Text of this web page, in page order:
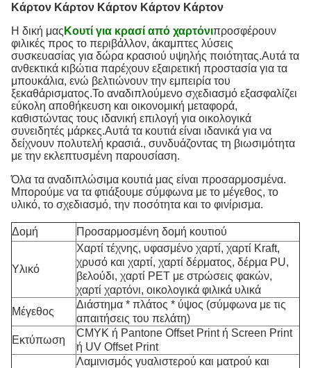
Κάρτον Κάρτον Κάρτον Κάρτον Κάρτον
Η δική μας Κουτί για κρασί από χαρτόνιπροσφέρουν
φιλικές προς το περιβάλλον, άκαμπτες λύσεις
συσκευασίας για δώρα κρασιού υψηλής ποιότητας.Αυτά τα
ανθεκτικά κιβώτια παρέχουν εξαιρετική προστασία για τα
μπουκάλια, ενώ βελτιώνουν την εμπειρία του
ξεκαθάρισματος.Το αναδιπλούμενο σχεδιασμό εξασφαλίζει
εύκολη αποθήκευση και οικονομική μεταφορά,
καθιστώντας τους ιδανική επιλογή για οικολογικά
συνειδητές μάρκες.Αυτά τα κουτιά είναι ιδανικά για να
δείχνουν πολυτελή κρασιά., συνδυάζοντας τη βιωσιμότητα
με την εκλεπτυσμένη παρουσίαση.
Όλα τα αναδιπλώσιμα κουτιά μας είναι προσαρμοσμένα.
Μπορούμε να τα φτιάξουμε σύμφωνα με το μέγεθος, το
υλικό, το σχεδιασμό, την ποσότητα και το φινίρισμα.
Δομή Προσαρμοσμένη δομή κουτιού
Υλικό
Χαρτί τέχνης, υφασμένο χαρτί, χαρτί Kraft,
χρυσό και χαρτί, χαρτί δέρματος, δέρμα PU,
βελούδι, χαρτί PET με στρώσεις φακών,
χαρτί χαρτόνι, οικολογικά φιλικά υλικά
Μέγεθος
Διάστημα * πλάτος * ύψος (σύμφωνα με τις
απαιτήσεις του πελάτη)
Εκτύπωση
CMYK ή Pantone Offset Print ή Screen Print
ή UV Offset Print
Λαμινισμός γυαλιστερού και ματρού και